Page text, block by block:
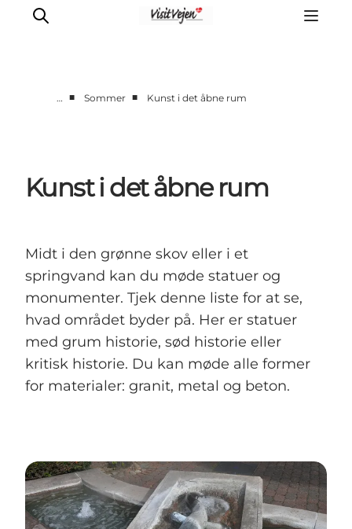
Natur
Se og oplev
Events
Udforsk
… ■ Sommer ■ Kunst i det åbne rum
Kunst i det åbne rum
Midt i den grønne skov eller i et
springvand kan du møde statuer og
monumenter. Tjek denne liste for at se,
hvad området byder på. Her er statuer
med grum historie, sød historie eller
kritisk historie. Du kan møde alle former
for materialer: granit, metal og beton.